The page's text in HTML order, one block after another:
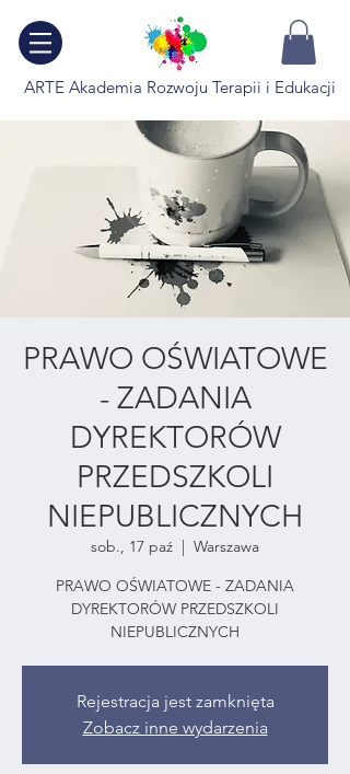
ARTE Akademia Rozwoju Terapii i Edukacji
PRAWO OŚWIATOWE
- ZADANIA
DYREKTORÓW
PRZEDSZKOLI
NIEPUBLICZNYCH
sob., 17 paź
  |
Warszawa
PRAWO OŚWIATOWE - ZADANIA
DYREKTORÓW PRZEDSZKOLI
NIEPUBLICZNYCH
Rejestracja jest zamknięta
Zobacz inne wydarzenia